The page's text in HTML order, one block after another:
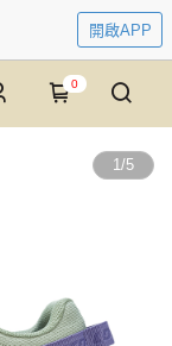
開啟APP
0
1/5